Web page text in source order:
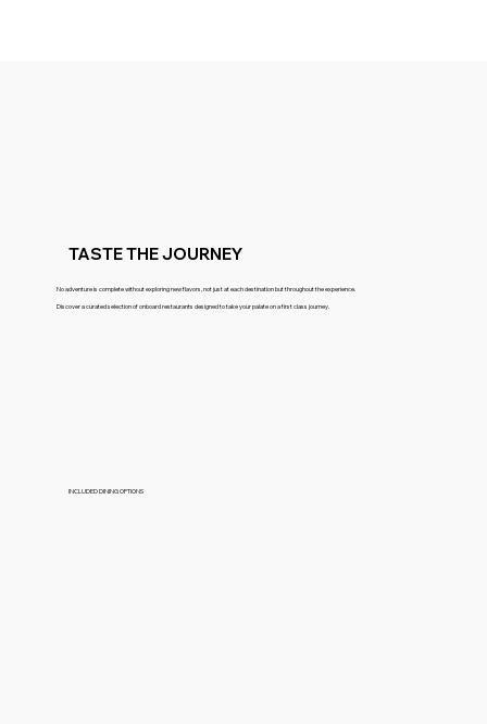
TASTE THE JOURNEY
No adventure is complete without exploring new flavors, not just at each destination but throughout the experience.
Discover a curated selection of onboard restaurants designed to take your palate on a first class journey.
INCLUDED DINING OPTIONS